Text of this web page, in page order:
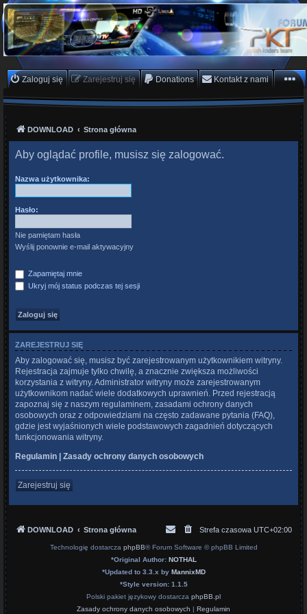
PKTeam - Polish Koders
Team
Hyperion, Enigma, E2, PKT, listy kanałów, oscam
Zaloguj się Zarejestruj się Donations Kontakt z nami
DOWNLOAD Strona główna
Aby oglądać profile, musisz się zalogować.
Nazwa użytkownika:
Hasło:
Nie pamiętam hasła
Wyślij ponownie e-mail aktywacyjny
Zapamiętaj mnie
Ukryj mój status podczas tej sesji
ZAREJESTRUJ SIĘ
Aby zalogować się, musisz być zarejestrowanym użytkownikiem witryny.
Rejestracja zajmuje tylko chwilę, a znacznie zwiększa możliwości
korzystania z witryny. Administrator witryny może zarejestrowanym
użytkownikom nadać wiele dodatkowych uprawnień. Przed rejestracją
zapoznaj się z naszym regulaminem, zasadami ochrony danych
osobowych oraz z odpowiedziami na często zadawane pytania (FAQ),
gdzie jest wyjaśnionych wiele podstawowych zagadnień dotyczących
funkcjonowania witryny.
Regulamin | Zasady ochrony danych osobowych
Zarejestruj się
DOWNLOAD Strona główna Strefa czasowa UTC+02:00
Technologię dostarcza phpBB® Forum Software © phpBB Limited
*Original Author: NOTHAL
*Updated to 3.3.x by MannixMD
*Style version: 1.1.5
Polski pakiet językowy dostarcza phpBB.pl
Zasady ochrony danych osobowych | Regulamin